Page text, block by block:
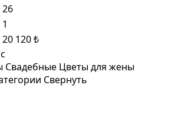
26
1
20 120 ₺
Свадебные Цветы для жены
Свернуть